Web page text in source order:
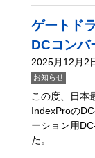
ゲートド
DCコンバ
2025月12月2
お知らせ
この度、日本
IndexProの
ーション用
た。